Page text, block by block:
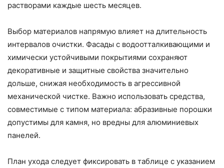
растворами каждые шесть месяцев.
Выбор материалов напрямую влияет на длительность
интервалов очистки. Фасады с водоотталкивающими и
химически устойчивыми покрытиями сохраняют
декоративные и защитные свойства значительно
дольше, снижая необходимость в агрессивной
механической чистке. Важно использовать средства,
совместимые с типом материала: абразивные порошки
допустимы для камня, но вредны для алюминиевых
панелей.
План ухода следует фиксировать в таблице с указанием